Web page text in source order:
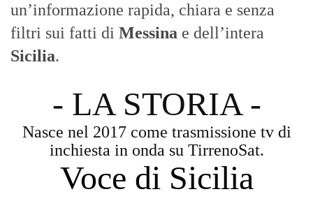
un’informazione rapida, chiara e senza
filtri sui fatti di Messina e dell’intera
Sicilia.
- LA STORIA -
Nasce nel 2017 come trasmissione tv di
inchiesta in onda su TirrenoSat.
Voce di Sicilia